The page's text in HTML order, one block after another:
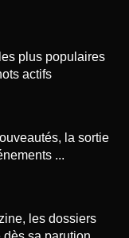
plus populaires
actifs
la sortie
...
les dossiers